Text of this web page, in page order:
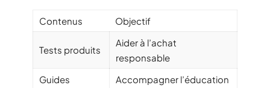
Contenus Objectif
Tests produits
Aider à l’achat
responsable
Guides
Accompagner l’éducation